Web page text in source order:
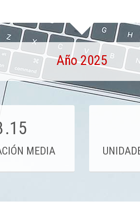
Año 2025
.15
MEDIA